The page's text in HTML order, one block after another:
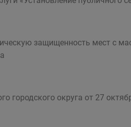
защищенность мест с
городского округа от 27